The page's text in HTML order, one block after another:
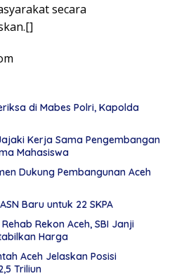
secara
di Mabes Polri, Kapolda
Kerja Sama Pengembangan
Mahasiswa
Dukung Pembangunan Aceh
Baru untuk 22 SKPA
Rekon Aceh, SBI Janji
Harga
Aceh Jelaskan Posisi
Triliun